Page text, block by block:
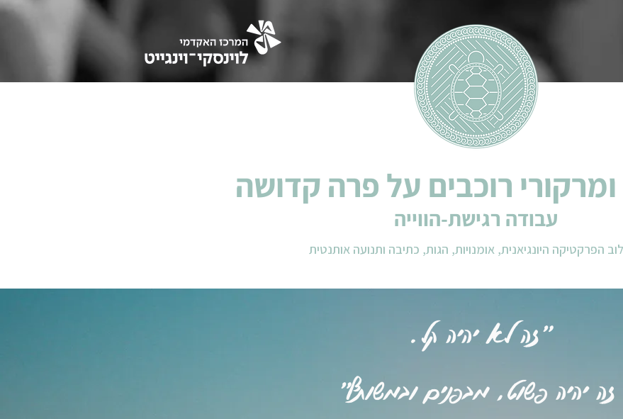
רוכבים על פרה קדושה
עבודה רגישת-הווייה
הפרקטיקה היונגיאנית, אומנויות, הגות, כתיבה ותנועה אותנטית
"זה לא יהיה קל.
זה יהיה פשוט, מבפנים ובמשותף"